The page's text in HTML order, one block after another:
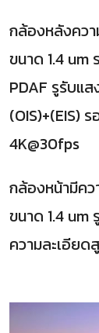
กล้องหลังควา
ขนาด 1.4 um
PDAF รูรับแ
(OIS)+(EIS)
4K@30fps
กล้องหน้ามีค
ขนาด 1.4 um
ความละเอียด